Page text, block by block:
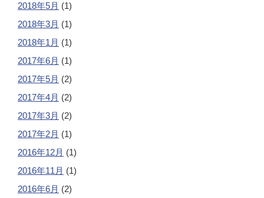
2018年5月 (1)
2018年3月 (1)
2018年1月 (1)
2017年6月 (1)
2017年5月 (2)
2017年4月 (2)
2017年3月 (2)
2017年2月 (1)
2016年12月 (1)
2016年11月 (1)
2016年6月 (2)